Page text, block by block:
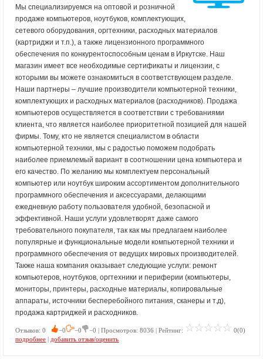
Мы специализируемся на оптовой и розничной
продаже компьютеров, ноутбуков, комплектующих,
сетевого оборудования, оргтехники, расходных материалов
(картриджи и т.п.), а также лицензионного программного
обеспечения по конкурентоспособным ценам в Иркутске. Наш
магазин имеет все необходимые сертификаты и лицензии, с
которыми вы можете ознакомиться в соответствующем разделе.
Наши партнеры – лучшие производители компьютерной техники,
комплектующих и расходных материалов (расходников). Продажа
компьютеров осуществляется в соответствии с требованиями
клиента, что является наиболее приоритетной позицией для нашей
фирмы. Тому, кто не является специалистом в области
компьютерной техники, мы с радостью поможем подобрать
наиболее приемлемый вариант в соотношении цена компьютера и
его качество. По желанию мы комплектуем персональный
компьютер или ноутбук широким ассортиментом дополнительного
программного обеспечения и аксессуарами, делающими
ежедневную работу пользователя удобной, безопасной и
эффективной. Наши услуги удовлетворят даже самого
требовательного покупателя, так как мы предлагаем наиболее
популярные и функциональные модели компьютерной техники и
программного обеспечения от ведущих мировых производителей.
Также наша компания оказывает следующие услуги: ремонт
компьютеров, ноутбуков, оргтехники и периферии (компьютеры,
мониторы, принтеры, расходные материалы, копировальные
аппараты, источники бесперебойного питания, сканеры и т.д),
продажа картриджей и расходников.
Отзывов: 0 −0 −0 −0 | Просмотров: 8036 | Рейтинг:
0(0)
подробнее | добавить отзыв/оценить